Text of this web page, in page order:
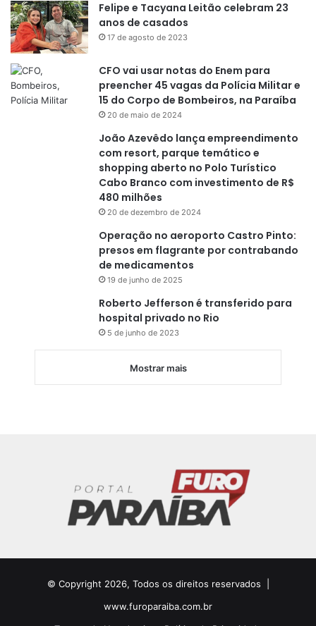
Felipe e Tacyana Leitão celebram 23
anos de casados
17 de agosto de 2023
CFO vai usar notas do Enem para
preencher 45 vagas da Polícia Militar e
15 do Corpo de Bombeiros, na Paraíba
20 de maio de 2024
João Azevêdo lança empreendimento
com resort, parque temático e
shopping aberto no Polo Turístico
Cabo Branco com investimento de R$
480 milhões
20 de dezembro de 2024
Operação no aeroporto Castro Pinto:
presos em flagrante por contrabando
de medicamentos
19 de junho de 2025
Roberto Jefferson é transferido para
hospital privado no Rio
5 de junho de 2023
Mostrar mais
© Copyright 2026, Todos os direitos reservados |
www.furoparaiba.com.br